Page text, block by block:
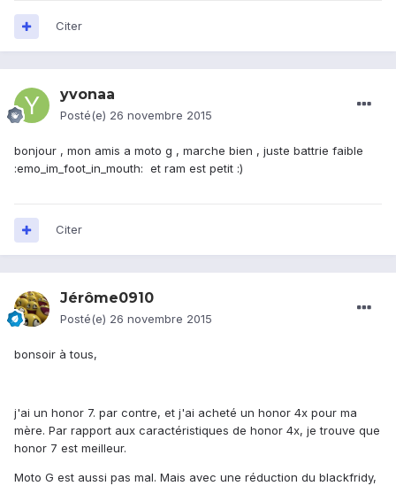
Citer
yvonaa
Posté(e) 26 novembre 2015
bonjour , mon amis a moto g , marche bien , juste battrie faible
:emo_im_foot_in_mouth: et ram est petit :)
Citer
Jérôme0910
Posté(e) 26 novembre 2015
bonsoir à tous,
j'ai un honor 7. par contre, et j'ai acheté un honor 4x pour ma
mère. Par rapport aux caractéristiques de honor 4x, je trouve que
honor 7 est meilleur.
Moto G est aussi pas mal. Mais avec une réduction du blackfridy,